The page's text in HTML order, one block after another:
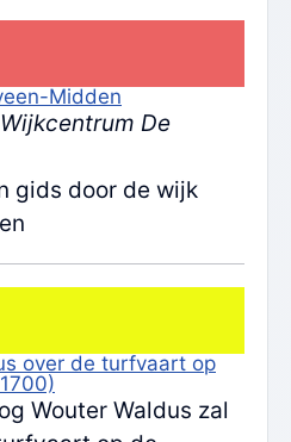
Midden
De
gids door de wijk
over de turfvaart op
Wouter Waldus zal